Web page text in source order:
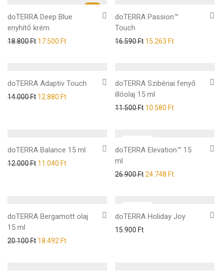
doTERRA Deep Blue
enyhítő krém
18.800Ft 17.500 Ft
doTERRA Passion™
Touch
16.590Ft 15.263 Ft
doTERRA Adaptiv Touch
14.000Ft 12.880 Ft
doTERRA Szibériai fenyő
illóolaj 15 ml
11.500Ft 10.580 Ft
doTERRA Balance 15 ml
12.000Ft 11.040 Ft
doTERRA Elevation™ 15
ml
26.900Ft24.748 Ft
doTERRA Bergamott olaj
15 ml
20.100Ft 18.492 Ft
doTERRA Holiday Joy
15.900 Ft